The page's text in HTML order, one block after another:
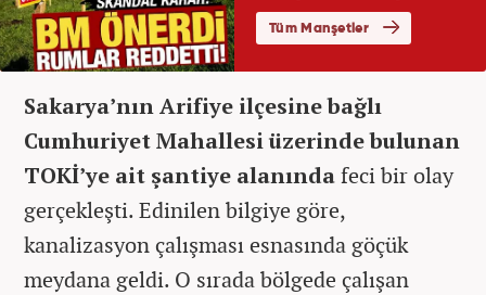
Sakarya’nın Arifiye ilçesine bağlı
Cumhuriyet Mahallesi üzerinde bulunan
TOKİ’ye ait şantiye alanındafeci bir olay
gerçekleşti. Edinilen bilgiye göre,
kanalizasyon çalışması esnasında göçük
meydana geldi. O sırada bölgede çalışan